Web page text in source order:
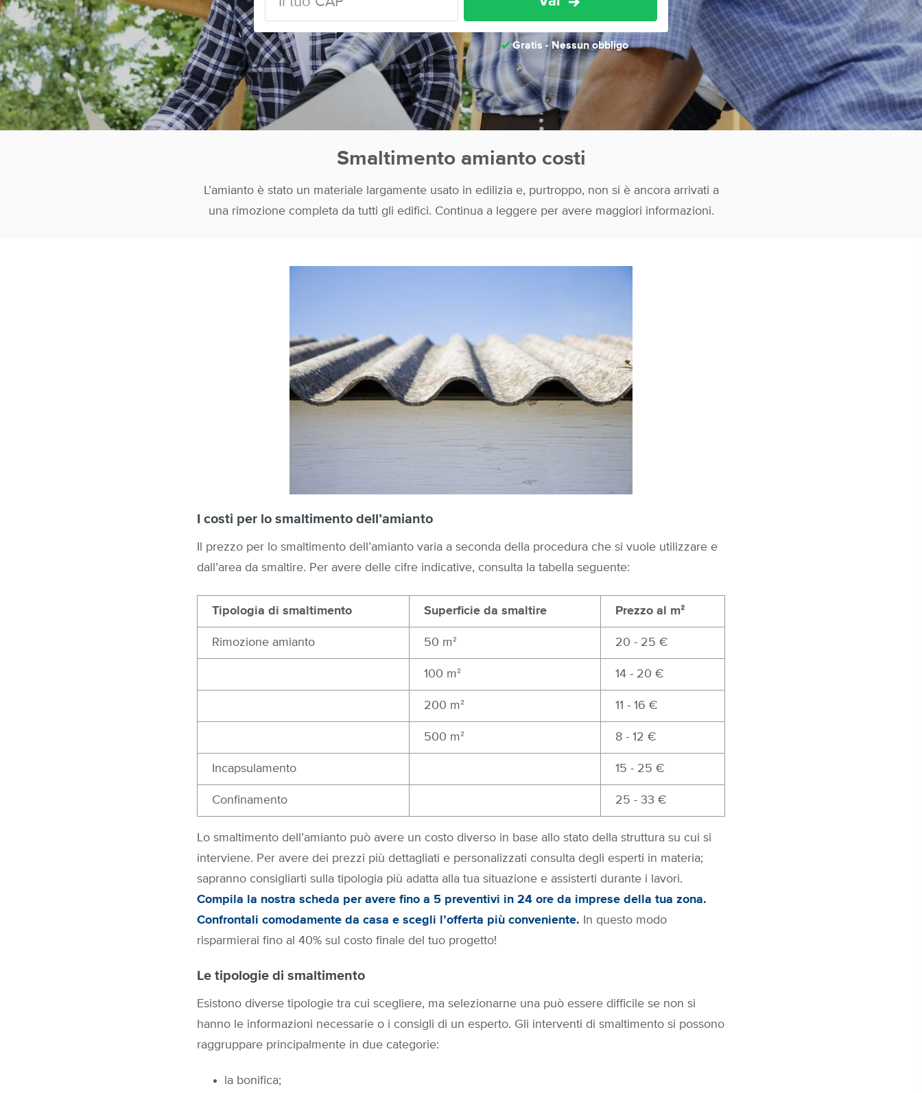
Gratis - Nessun obbligo
Smaltimento amianto costi
L’amianto è stato un materiale largamente usato in edilizia e, purtroppo, non si è ancora arrivati a
una rimozione completa da tutti gli edifici. Continua a leggere per avere maggiori informazioni.
I costi per lo smaltimento dell’amianto
Il prezzo per lo smaltimento dell’amianto varia a seconda della procedura che si vuole utilizzare e
dall’area da smaltire. Per avere delle cifre indicative, consulta la tabella seguente:
Tipologia di smaltimento Superficie da smaltire Prezzo al mᒾ
Rimozione amianto 50 mᒾ 20 - 25 €
100 mᒾ 14 - 20 €
200 mᒾ 11 - 16 €
500 mᒾ 8 - 12 €
Incapsulamento 15 - 25 €
Confinamento 25 - 33 €
Lo smaltimento dell’amianto può avere un costo diverso in base allo stato della struttura su cui si
interviene. Per avere dei prezzi più dettagliati e personalizzati consulta degli esperti in materia;
sapranno consigliarti sulla tipologia più adatta alla tua situazione e assisterti durante i lavori.
Compila la nostra scheda per avere fino a 5 preventivi in 24 ore da imprese della tua zona.
Confrontali comodamente da casa e scegli l’offerta più conveniente.
In questo modo
risparmierai fino al 40% sul costo finale del tuo progetto!
Le tipologie di smaltimento
Esistono diverse tipologie tra cui scegliere, ma selezionarne una può essere difficile se non si
hanno le informazioni necessarie o i consigli di un esperto. Gli interventi di smaltimento si possono
raggruppare principalmente in due categorie:
la bonifica;